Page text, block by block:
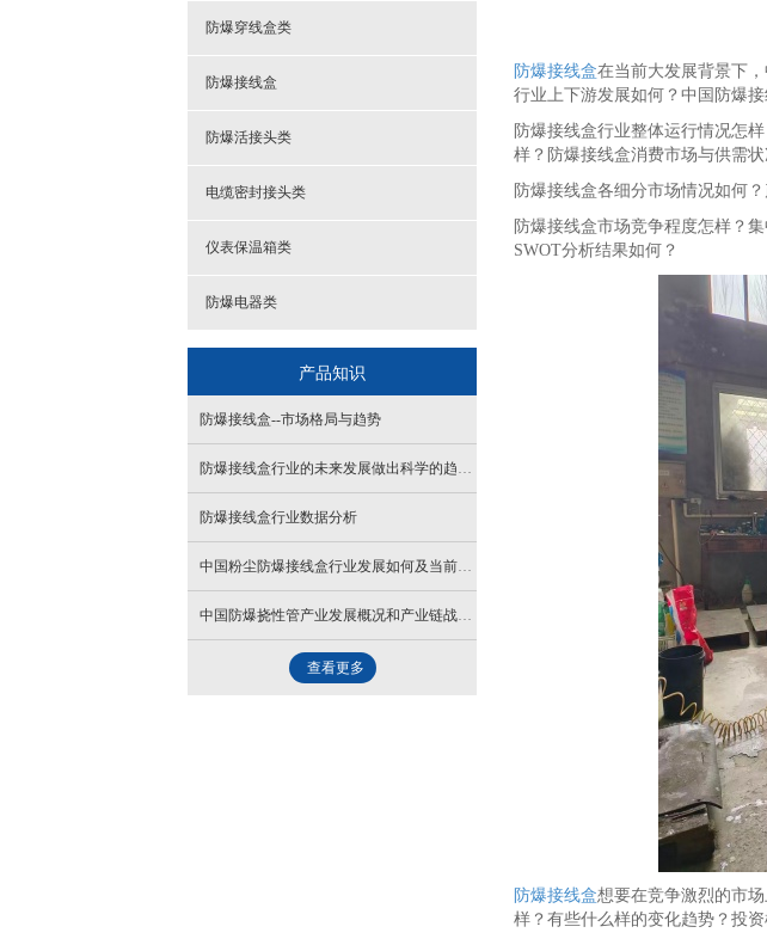
防爆接线盒在当前大发展背景下，
行业上下游发展如何？中国防爆
防爆接线盒行业整体运行情况怎
样？防爆接线盒消费市场与供需状
防爆接线盒各细分市场情况如何
防爆接线盒市场竞争程度怎样？
SWOT分析结果如何？
防爆接线盒想要在竞争激烈的市
样？有些什么样的变化趋势？投资
防爆穿线盒类
防爆接线盒
防爆活接头类
电缆密封接头类
仪表保温箱类
防爆电器类
产品知识
防爆接线盒--市场格局与趋势
防爆接线盒行业的未来发展做出科学的趋势预测和专业的防爆接线盒行业数据分析
防爆接线盒行业数据分析
中国粉尘防爆接线盒行业发展如何及当前大发展背景下，
中国防爆挠性管产业发展概况和产业链战略布局
查看更多